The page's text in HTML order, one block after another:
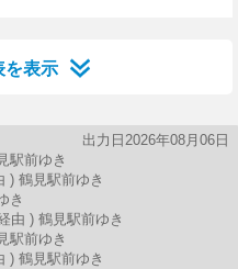
を表示
出力日2026年08月06日
駅前ゆき
) 鶴見駅前ゆき
き
由 ) 鶴見駅前ゆき
駅前ゆき
) 鶴見駅前ゆき